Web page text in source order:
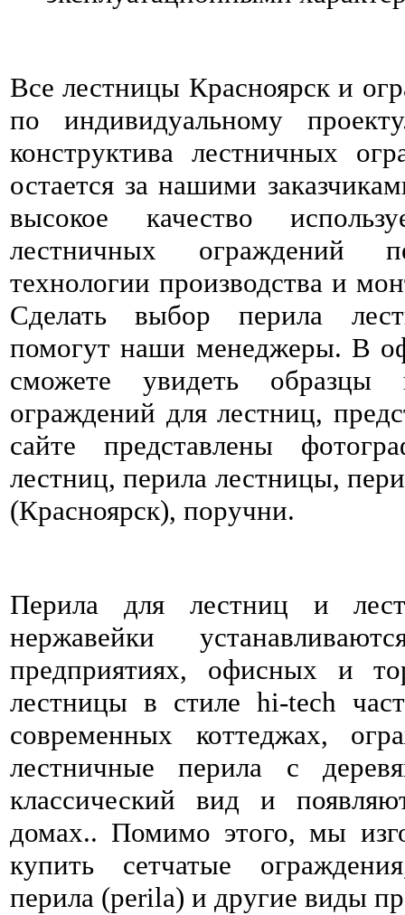
Все лестницы Красноярск и
по индивидуальному
конструктива лестничных
остается за нашими
высокое качество
лестничных ограждений
технологии производства и
Сделать выбор перила
помогут наши менеджеры. В
сможете увидеть
ограждений для лестниц,
сайте представлены
лестниц, перила лестницы,
(Красноярск), поручни.
Перила для лестниц и
нержавейки
предприятиях, офисных и
лестницы в стиле hi-tech
современных коттеджах,
лестничные перила с
классический вид и
домах.. Помимо этого, мы
купить сетчатые
перила (perila) и другие виды